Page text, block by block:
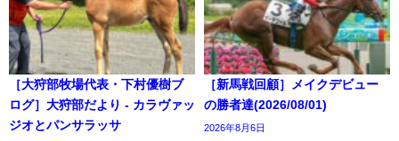
［大狩部牧場代表・下村優樹ブ
ログ］大狩部だより - カラヴァッ
ジオとパンサラッサ
［新馬戦回顧］メイクデビュー
の勝者達(2026/08/01)
2026年8月6日